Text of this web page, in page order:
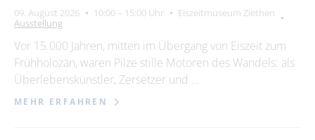
09. August 2026 10:00 – 15:00 Uhr
Eiszeitmuseum Ziethen
Ausstellung
Vor 15.000 Jahren, mitten im Übergang von Eiszeit zum
Frühholozän, waren Pilze stille Motoren des Wandels: als
Überlebenskünstler, Zersetzer und …
MEHR ERFAHREN